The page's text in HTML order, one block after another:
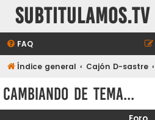
subtitulamos.tv
FAQ
Índice general Cajón D-sastre
Cambiando de tema...